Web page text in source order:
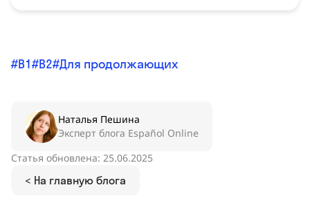
B1 B2 Для продолжающих
< На главную блога
Статья обновлена: 25.06.2025
Наталья Пешина
Эксперт блога Español Online